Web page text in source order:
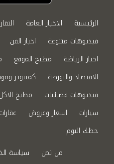
الرئيسية الاخبار العامة
فيديوهات متنوعة
اخبار الفن
اخبار الرياضة
مطبخ الموقع
الاقتصاد والبورصة
كمبيوتر
فيديوهات فضائيات
مطبخ
سيارات
اسعار وعروض
حظك اليوم
من نحن
سياسة